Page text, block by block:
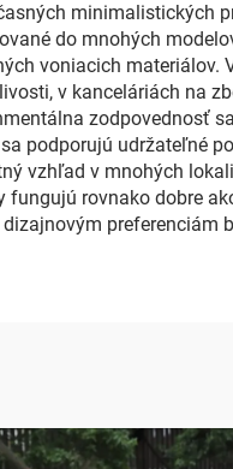
minimalistických
do mnohých
voniacich materiálov.
v kanceláriách na
zodpovednosť
podporujú udržateľné
vzhľad v mnohých
fungujú rovnako dobre
preferenciám